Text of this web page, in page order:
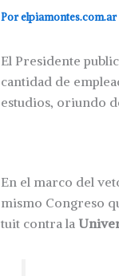
Porelpiamontes.com.ar
El Presidente
cantidad de
estudios, oriundo
En el marco del
mismo Congreso
tuit contra la